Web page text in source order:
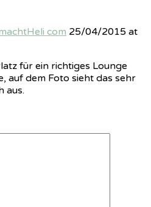
com 25/04/2015 at
für ein richtiges Lounge
auf dem Foto sieht das sehr
aus.